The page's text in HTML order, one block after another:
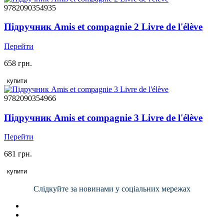
9782090354935
Підручник Amis et compagnie 2 Livre de l'élève
Перейти
658 грн.
купити
9782090354966
Підручник Amis et compagnie 3 Livre de l'élève
Перейти
681 грн.
купити
Слідкуйте за новинами у соціальних мережах